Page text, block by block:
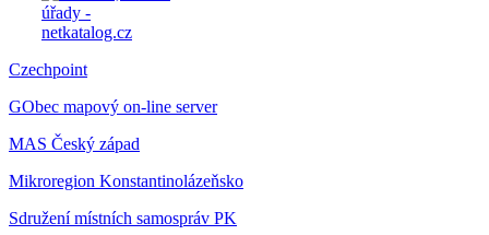
Czechpoint
GObec mapový on-line server
MAS Český západ
Mikroregion Konstantinolázeňsko
Sdružení místních samospráv PK